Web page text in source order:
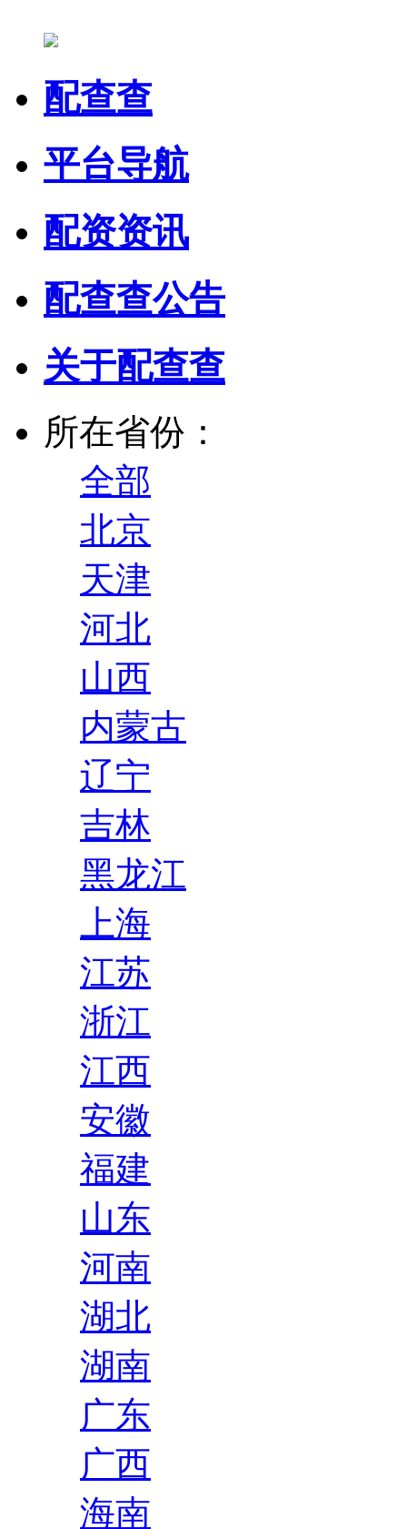
配查查
平台导航
配资资讯
配查查公告
关于配查查
所在省份：
全部
北京
天津
河北
山西
内蒙古
辽宁
吉林
黑龙江
上海
江苏
浙江
江西
安徽
福建
山东
河南
湖北
湖南
广东
广西
海南